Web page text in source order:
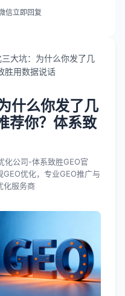
信立即回复
三大坑：为什么你发了几
胜用数据说话
什么你发了几
荐你？体系致
化公司-体系致胜GEO官
GEO优化，专业GEO推广与
化服务商